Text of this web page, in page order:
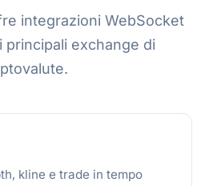
integrazioni WebSocket
principali exchange di
kline e trade in tempo